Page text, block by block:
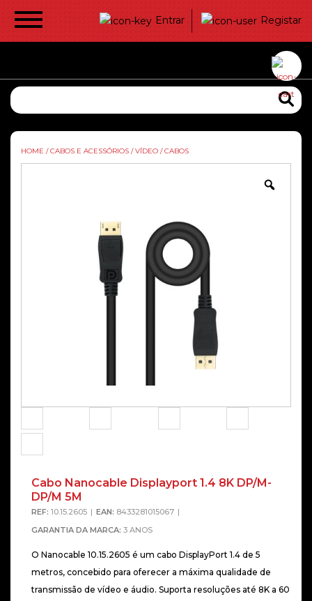
Entrar Registar
HOME / CABOS E ACESSÓRIOS / VÍDEO / CABOS
Cabo Nanocable Displayport 1.4 8K DP/M-
DP/M 5M
REF: 10.15.2605 EAN: 8433281015067
GARANTIA DA MARCA: 3 ANOS
O Nanocable 10.15.2605 é um cabo DisplayPort 1.4 de 5
metros, concebido para oferecer a máxima qualidade de
transmissão de vídeo e áudio. Suporta resoluções até 8K a 60